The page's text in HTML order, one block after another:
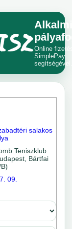
Alkalmi
Online
SimplePay
segítségével.
salakos
Teniszklub
Bártfai
09.